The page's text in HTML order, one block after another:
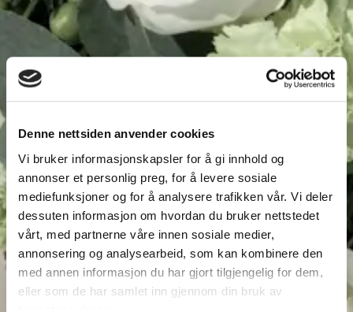
Denne nettsiden anvender cookies
Vi bruker informasjonskapsler for å gi innhold og
annonser et personlig preg, for å levere sosiale
mediefunksjoner og for å analysere trafikken vår. Vi deler
dessuten informasjon om hvordan du bruker nettstedet
vårt, med partnerne våre innen sosiale medier,
annonsering og analysearbeid, som kan kombinere den
med annen informasjon du har gjort tilgjengelig for dem,
eller som de har samlet inn gjennom din bruk av
Våre kataloger og brosjyremateriell